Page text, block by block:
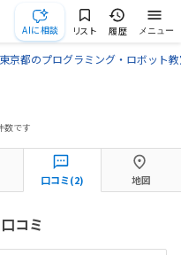
AIに相談 リスト 履歴 メニュー
東京都のプログラミング・ロボット
数です
口コミ(2) 地図
コミ